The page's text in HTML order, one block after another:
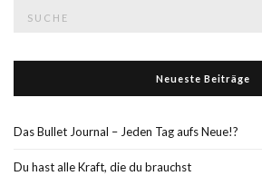
Neueste Beiträge
Das Bullet Journal – Jeden Tag aufs Neue!?
Du hast alle Kraft, die du brauchst